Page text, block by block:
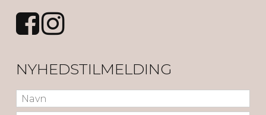
NYHEDSTILMELDING